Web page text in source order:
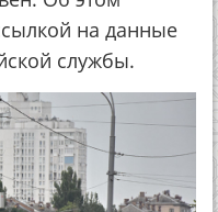
на данные
службы.